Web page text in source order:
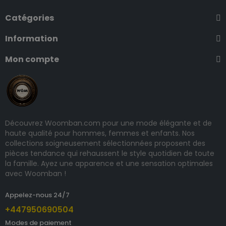
Catégories
Information
Mon compte
Découvrez Woomban.com pour une mode élégante et de
haute qualité pour hommes, femmes et enfants. Nos
collections soigneusement sélectionnées proposent des
pièces tendance qui rehaussent le style quotidien de toute
la famille. Ayez une apparence et une sensation optimales
avec Woomban !
Appelez-nous 24/7
+447950690504
Modes de paiement